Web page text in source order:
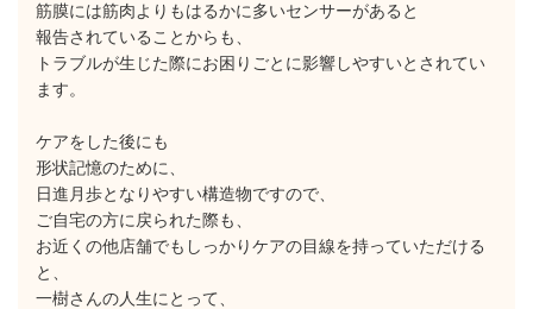
筋膜には筋肉よりもはるかに多いセンサーがあると
報告されていることからも、
トラブルが生じた際にお困りごとに影響しやすいとされてい
ます。
ケアをした後にも
形状記憶のために、
日進月歩となりやすい構造物ですので、
ご自宅の方に戻られた際も、
お近くの他店舗でもしっかりケアの目線を持っていただける
と、
一樹さんの人生にとって、